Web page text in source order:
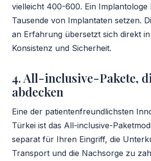
vielleicht 400-600. Ein Implantologe
Tausende von Implantaten setzen.
an Erfahrung übersetzt sich direkt
Konsistenz und Sicherheit.
4. All-inclusive-Pakete,
abdecken
Eine der patientenfreundlichsten
Türkei ist das All-inclusive-
separat für Ihren Eingriff, die
Transport und die Nachsorge zu